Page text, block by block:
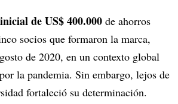
de US$ 400.000 de ahorros
socios que formaron la marca,
de 2020, en un contexto global
la pandemia. Sin embargo, lejos de
fortaleció su determinación.